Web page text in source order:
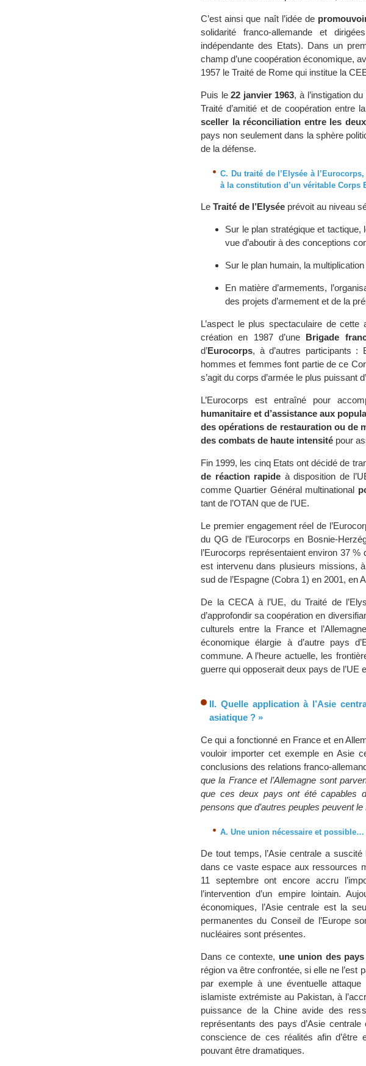
C’est ainsi que naît l’idée de
solidarité franco-allemande et
indépendante des Etats). Dans un
champ d’une coopération économique,
1957 le Traité de Rome qui institue la
Puis le22 janvier 1963, à l’instigation
Traité d’amitié et de coopération entre
sceller la réconciliation entre les
pays non seulement dans la sphère
de la défense.
C. Du traité de l’Elysée à
à la constitution d’un véritable Corps
Le Traité de l’Elysée prévoit au niveau
Sur le plan stratégique et
vue d’aboutir à des conceptions
Sur le plan humain, la
En matière d’armements,
des projets d’armement et de la
L’aspect le plus spectaculaire de
création en 1987 d’une Brigade
d’Eurocorps, à d’autres participants :
hommes et femmes font partie de ce
s’agit du corps d’armée le plus puissant
L’Eurocorps est entraîné pour
humanitaire et d’assistance aux
des opérations de restauration ou de
des combats de haute intensité pour
Fin 1999, les cinq Etats ont décidé de
de réaction rapide à disposition de
comme Quartier Général multinational
tant de l’OTAN que de l’UE.
Le premier engagement réel de
du QG de l’Eurocorps en Bosnie-
l’Eurocorps représentaient environ 37
est intervenu dans plusieurs missions,
sud de l’Espagne (Cobra 1) en 2001, en
De la CECA à l’UE, du Traité de
d’approfondir sa coopération en
culturels entre la France et
économique élargie à d’autre pays
commune. A l’heure actuelle, les
guerre qui opposerait deux pays de
II. Quelle application à l’Asie
asiatique ? »
Ce qui a fonctionné en France et en
vouloir importer cet exemple en Asie
conclusions des relations franco-
que la France et l’Allemagne sont
que ces deux pays ont été capables
pensons que d’autres peuples peuvent
A. Une union nécessaire et possible…
De tout temps, l’Asie centrale a
dans ce vaste espace aux ressources
11 septembre ont encore accru
l’intervention d’un empire lointain.
économiques, l’Asie centrale est la
permanentes du Conseil de l’Europe
nucléaires sont présentes.
Dans ce contexte, une union des
région va être confrontée, si elle ne l’est
par exemple à une éventuelle attaque
islamiste extrémiste au Pakistan, à
puissance de la Chine avide des
représentants des pays d’Asie
conscience de ces réalités afin d’être
pouvant être dramatiques.